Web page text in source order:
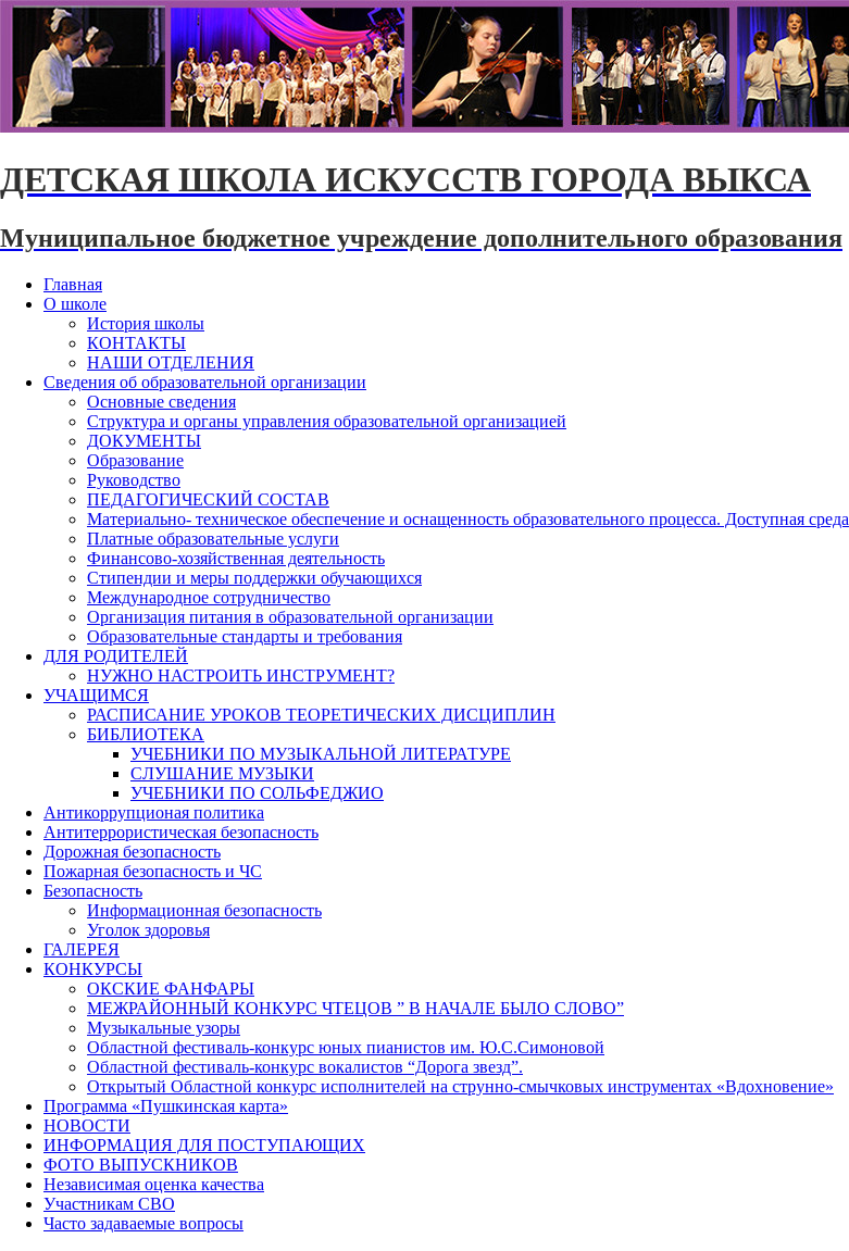
ДЕТСКАЯ ШКОЛА ИСКУССТВ ГОРОДА ВЫКСА
Муниципальное бюджетное учреждение дополнительного образования
Главная
О школе
История школы
КОНТАКТЫ
НАШИ ОТДЕЛЕНИЯ
Сведения об образовательной организации
Основные сведения
Структура и органы управления образовательной организацией
ДОКУМЕНТЫ
Образование
Руководство
ПЕДАГОГИЧЕСКИЙ СОСТАВ
Материально- техническое обеспечение и оснащенность образовательного процесса. Доступная среда
Платные образовательные услуги
Финансово-хозяйственная деятельность
Стипендии и меры поддержки обучающихся
Международное сотрудничество
Организация питания в образовательной организации
Образовательные стандарты и требования
ДЛЯ РОДИТЕЛЕЙ
НУЖНО НАСТРОИТЬ ИНСТРУМЕНТ?
УЧАЩИМСЯ
РАСПИСАНИЕ УРОКОВ ТЕОРЕТИЧЕСКИХ ДИСЦИПЛИН
БИБЛИОТЕКА
УЧЕБНИКИ ПО МУЗЫКАЛЬНОЙ ЛИТЕРАТУРЕ
СЛУШАНИЕ МУЗЫКИ
УЧЕБНИКИ ПО СОЛЬФЕДЖИО
Антикоррупционая политика
Антитеррористическая безопасность
Дорожная безопасность
Пожарная безопасность и ЧС
Безопасность
Информационная безопасность
Уголок здоровья
ГАЛЕРЕЯ
КОНКУРСЫ
ОКСКИЕ ФАНФАРЫ
МЕЖРАЙОННЫЙ КОНКУРС ЧТЕЦОВ ” В НАЧАЛЕ БЫЛО СЛОВО”
Музыкальные узоры
Областной фестиваль-конкурс юных пианистов им. Ю.С.Симоновой
Областной фестиваль-конкурс вокалистов “Дорога звезд”.
Открытый Областной конкурс исполнителей на струнно-смычковых инструментах «Вдохновение»
Программа «Пушкинская карта»
НОВОСТИ
ИНФОРМАЦИЯ ДЛЯ ПОСТУПАЮЩИХ
ФОТО ВЫПУСКНИКОВ
Независимая оценка качества
Участникам СВО
Часто задаваемые вопросы